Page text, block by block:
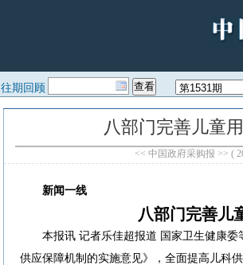
往期回顾
八部门完善儿童
<< 中国政府采购报 >> (
新闻一线
八部门完善儿
本报讯 记者乐佳超报道 国家卫生健康
供应保障机制的实施意见》，全面提高儿科